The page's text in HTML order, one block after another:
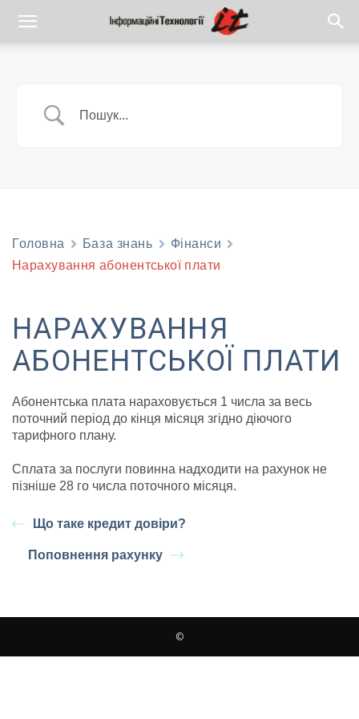
Головна База знань
Фiнанси
Нарахування абонентської плати
НАРАХУВАННЯ
АБОНЕНТСЬКОЇ ПЛАТИ
Абонентська плата нараховується 1 числа за весь
поточний період до кінця місяця згідно діючого
тарифного плану.
Сплата за послуги повинна надходити на рахунок не
пізніше 28 го числа поточного місяця.
Що таке кредит довіри?
Поповнення рахунку
©